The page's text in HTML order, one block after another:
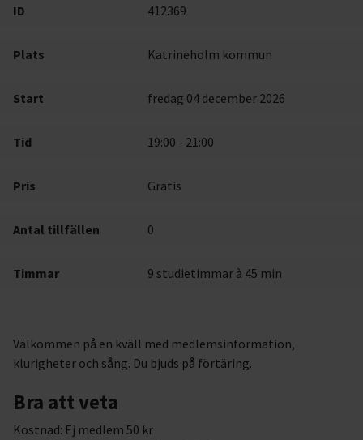
ID 412369
Plats Katrineholm kommun
Start fredag 04 december 2026
Tid 19:00 - 21:00
Pris Gratis
Antal tillfällen 0
Timmar 9 studietimmar à 45 min
Välkommen på en kväll med medlemsinformation,
klurigheter och sång. Du bjuds på förtäring.
Bra att veta
Kostnad: Ej medlem 50 kr